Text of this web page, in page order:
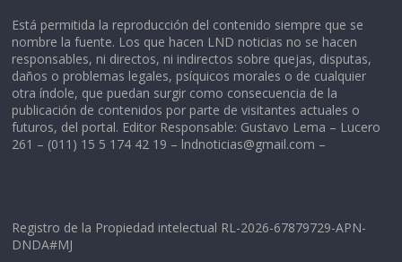
Está permitida la reproducción del contenido siempre que se
nombre la fuente. Los que hacen LND noticias no se hacen
responsables, ni directos, ni indirectos sobre quejas, disputas,
daños o problemas legales, psíquicos morales o de cualquier
otra índole, que puedan surgir como consecuencia de la
publicación de contenidos por parte de visitantes actuales o
futuros, del portal. Editor Responsable: Gustavo Lema – Lucero
261 – (011) 15 5 174 42 19 – lndnoticias@gmail.com –
Registro de la Propiedad intelectual RL-2026-67879729-APN-
DNDA#MJ